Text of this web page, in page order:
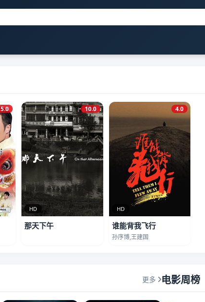
5.0
HD
10.0
那天下午
HD
4.0
谁能背我飞行
孙序博,王建国
更多 电影周榜